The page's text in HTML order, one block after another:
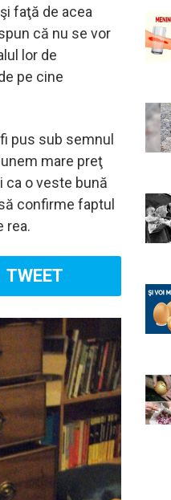
faţă de acea
că nu se vor
lor de
pe cine
pus sub semnul
mare preţ
ca o veste bună
confirme faptul
rea.
TWEET